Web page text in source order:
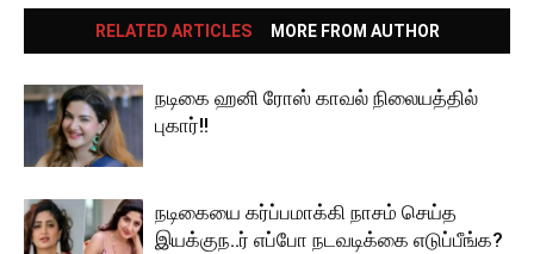
RELATED ARTICLES MORE FROM AUTHOR
நடிகை ஹனி ரோஸ் காவல் நிலையத்தில்
புகார்!!
நடிகையை கர்ப்பமாக்கி நாசம் செய்த
இயக்குந..ர் எப்போ நடவடிக்கை எடுப்பீங்க?